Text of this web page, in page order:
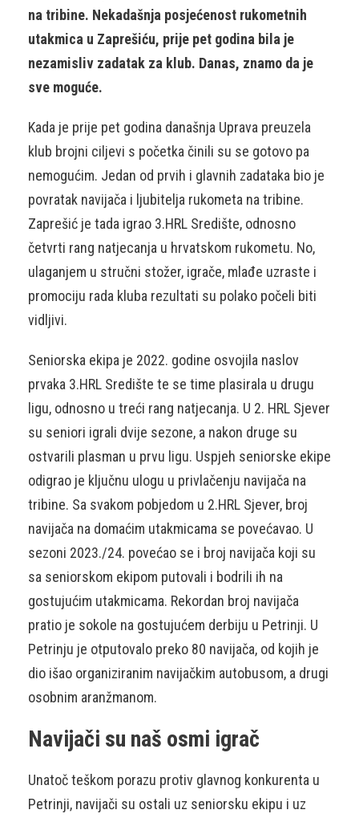
na tribine. Nekadašnja posjećenost rukometnih
utakmica u Zaprešiću, prije pet godina bila je
nezamisliv zadatak za klub. Danas, znamo da je
sve moguće.
Kada je prije pet godina današnja Uprava preuzela
klub brojni ciljevi s početka činili su se gotovo pa
nemogućim. Jedan od prvih i glavnih zadataka bio je
povratak navijača i ljubitelja rukometa na tribine.
Zaprešić je tada igrao 3.HRL Središte, odnosno
četvrti rang natjecanja u hrvatskom rukometu. No,
ulaganjem u stručni stožer, igrače, mlađe uzraste i
promociju rada kluba rezultati su polako počeli biti
vidljivi.
Seniorska ekipa je 2022. godine osvojila naslov
prvaka 3.HRL Središte te se time plasirala u drugu
ligu, odnosno u treći rang natjecanja. U 2. HRL Sjever
su seniori igrali dvije sezone, a nakon druge su
ostvarili plasman u prvu ligu. Uspjeh seniorske ekipe
odigrao je ključnu ulogu u privlačenju navijača na
tribine. Sa svakom pobjedom u 2.HRL Sjever, broj
navijača na domaćim utakmicama se povećavao. U
sezoni 2023./24. povećao se i broj navijača koji su
sa seniorskom ekipom putovali i bodrili ih na
gostujućim utakmicama. Rekordan broj navijača
pratio je sokole na gostujućem derbiju u Petrinji. U
Petrinju je otputovalo preko 80 navijača, od kojih je
dio išao organiziranim navijačkim autobusom, a drugi
osobnim aranžmanom.
Navijači su naš osmi igrač
Unatoč teškom porazu protiv glavnog konkurenta u
Petrinji, navijači su ostali uz seniorsku ekipu i uz